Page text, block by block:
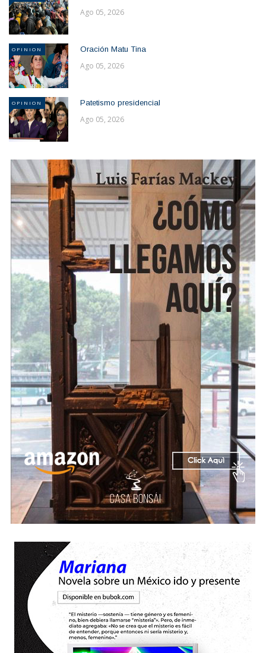
Ago 05, 2026
OPINION Oración Matu Tina
Ago 05, 2026
OPINION Patetismo presidencial
Ago 05, 2026